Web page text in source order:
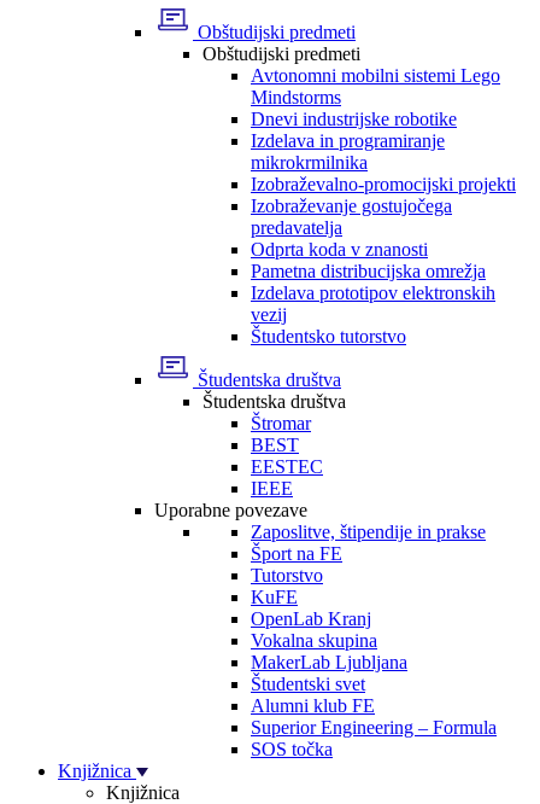
Obštudijski predmeti
Obštudijski predmeti
Avtonomni mobilni sistemi Lego
Mindstorms
Dnevi industrijske robotike
Izdelava in programiranje
mikrokrmilnika
Izobraževalno-promocijski projekti
Izobraževanje gostujočega
predavatelja
Odprta koda v znanosti
Pametna distribucijska omrežja
Izdelava prototipov elektronskih
vezij
Študentsko tutorstvo
Študentska društva
Študentska društva
Štromar
BEST
EESTEC
IEEE
Uporabne povezave
Zaposlitve, štipendije in prakse
Šport na FE
Tutorstvo
KuFE
OpenLab Kranj
Vokalna skupina
MakerLab Ljubljana
Študentski svet
Alumni klub FE
Superior Engineering – Formula
SOS točka
Knjižnica
Knjižnica